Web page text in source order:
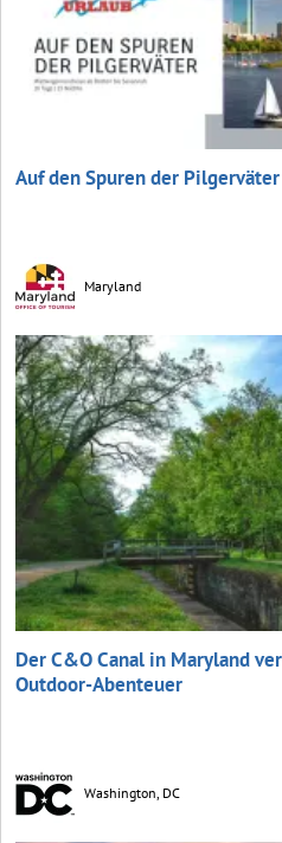
Auf den Spuren der Pilgerväter
Maryland
Der C&O Canal in Maryland
Outdoor-Abenteuer
Washington, DC